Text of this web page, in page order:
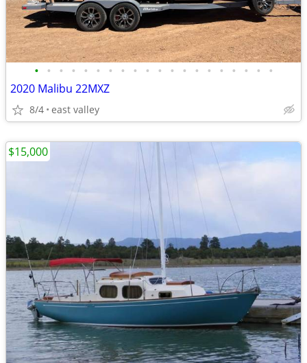
• • • • • • • • • • • • • • • • • • • •
2020 Malibu 22MXZ
8/4 east valley
$15,000